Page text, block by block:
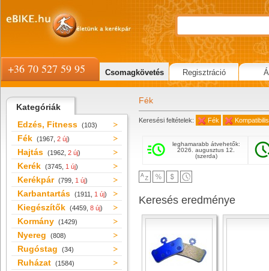
Kategóriák
Edzés, Fitness (103)
Fék (1967, 2 új)
Hajtás (1962, 2 új)
Kerék (3745, 1 új)
Kerékpár (799, 1 új)
Karbantartás (1911, 1 új)
Kiegészítők (4459, 8 új)
Kormány (1429)
Nyereg (808)
Rugóstag (34)
Ruházat (1584)
Fék
Keresési feltételek: Fék
leghamarabb átvehetők:
2026. augusztus 12.
(szerda)
Keresés eredménye
+36 70 527 59 95 Csomagkövetés Regisztráció